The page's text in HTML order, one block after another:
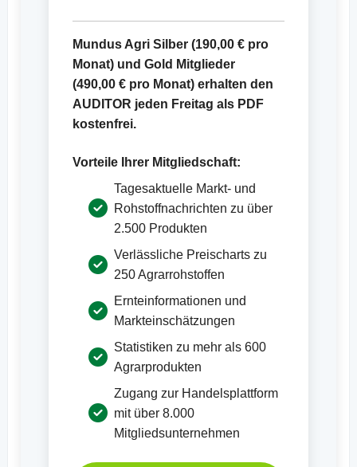
Mundus Agri Silber (190,00 € pro
Monat) und Gold Mitglieder
(490,00 € pro Monat) erhalten den
AUDITOR jeden Freitag als PDF
kostenfrei.
Vorteile Ihrer Mitgliedschaft:
Tagesaktuelle Markt- und
Rohstoffnachrichten zu über
2.500 Produkten
Verlässliche Preischarts zu
250 Agrarrohstoffen
Ernteinformationen und
Markteinschätzungen
Statistiken zu mehr als 600
Agrarprodukten
Zugang zur Handelsplattform
mit über 8.000
Mitgliedsunternehmen